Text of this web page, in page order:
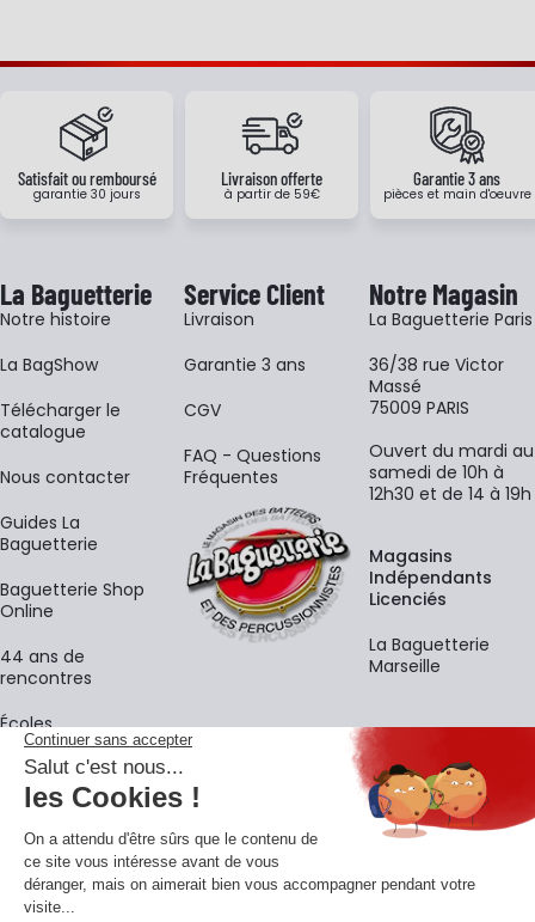
Satisfait ou remboursé
garantie 30 jours
Livraison offerte
à partir de 59€
Garantie 3 ans
pièces et main d'oeuvre
La Baguetterie
Notre histoire
La BagShow
​Télécharger le
catalogue
Nous contacter
Guides La
Baguetterie
Baguetterie Shop
Online
44 ans de
rencontres
Écoles
Service Client
Livraison
Garantie 3 ans
CGV
FAQ - Questions
Fréquentes
Notre Magasin
La Baguetterie Paris
36/38 rue Victor
Massé
75009 PARIS
Ouvert du mardi au
samedi de 10h à
12h30 et de 14 à 19h
Magasins
Indépendants
Licenciés
La Baguetterie
Marseille
La newsletter
Adresse e-mail
En vous inscrivant à notre newsletter, vous acceptez notre
confidentialité.
Retrouvons-nous sur